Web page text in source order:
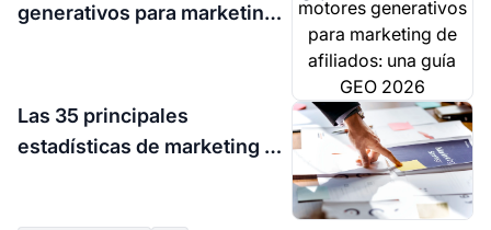
generativos para marketing
Aug 5, 2026• 9 min de lectura
Las 35 principales
estadísticas de marketing de